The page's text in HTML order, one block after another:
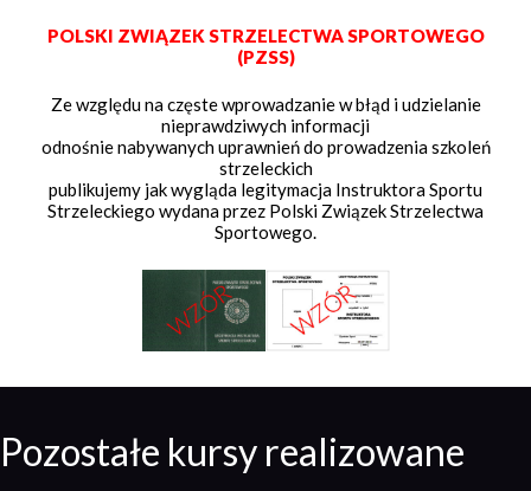
POLSKI ZWIĄZEK STRZELECTWA SPORTOWEGO
(PZSS)
Ze względu na częste wprowadzanie w błąd i udzielanie
nieprawdziwych informacji
odnośnie nabywanych uprawnień do prowadzenia szkoleń
strzeleckich
publikujemy jak wygląda legitymacja Instruktora Sportu
Strzeleckiego wydana przez Polski Związek Strzelectwa
Sportowego.
Pozostałe kursy realizowane